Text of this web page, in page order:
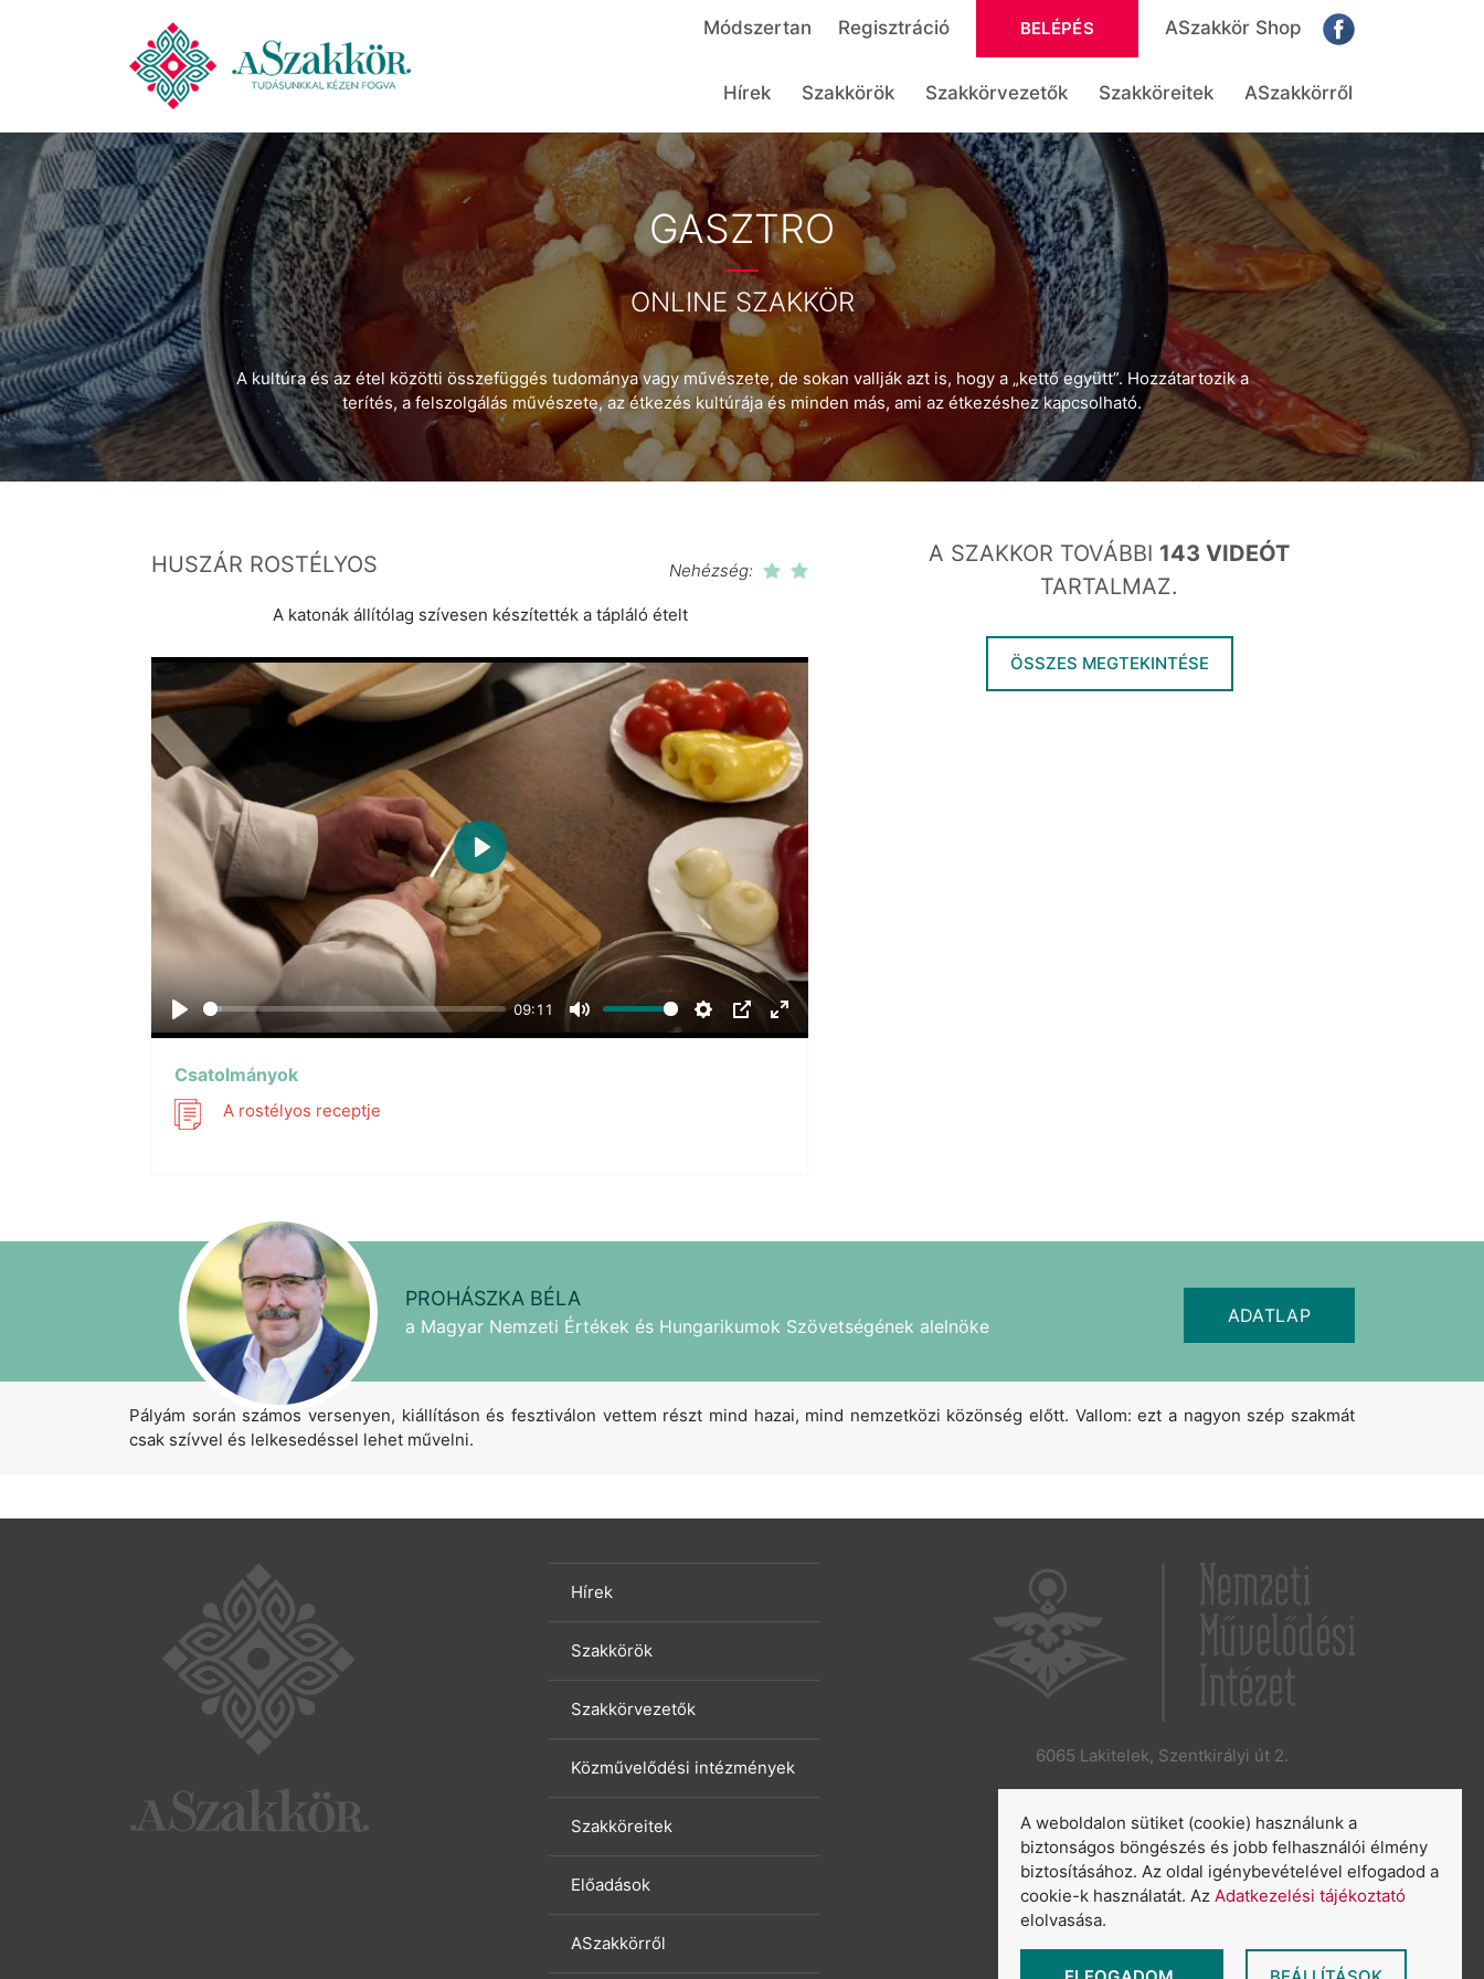
Módszertan Regisztráció BELÉPÉS ASzakkör Shop
Hírek Szakkörök Szakkörvezetők Szakköreitek ASzakkörről
GASZTRO
ONLINE SZAKKÖR
A kultúra és az étel közötti összefüggés tudománya vagy művészete, de sokan vallják azt is, hogy a „kettő együtt”. Hozzátartozik a
terítés, a felszolgálás művészete, az étkezés kultúrája és minden más, ami az étkezéshez kapcsolható.
HUSZÁR ROSTÉLYOS Nehézség:
A katonák állítólag szívesen készítették a tápláló ételt
Play
09:11
Mute Settings
PIP
Enter
Play
Csatolmányok
A rostélyos receptje
A SZAKKOR TOVÁBBI 143 VIDEÓT
TARTALMAZ.
ÖSSZES MEGTEKINTÉSE
PROHÁSZKA BÉLA
a Magyar Nemzeti Értékek és Hungarikumok Szövetségének alelnöke ADATLAP
Pályám során számos versenyen, kiállításon és fesztiválon vettem részt mind hazai, mind nemzetközi közönség előtt. Vallom: ezt a nagyon szép szakmát
csak szívvel és lelkesedéssel lehet művelni.
Hírek
Szakkörök
Szakkörvezetők
Közművelődési intézmények
Szakköreitek
Előadások
ASzakkörről
6065 Lakitelek, Szentkirályi út 2.
E-mail:aszakkor@nmi.hu
E-mail:titkarsag@nmi.hu
Web:www.nmi.hu
Adatkezelési tájékoztató
Általános Szerződési Feltételek
Sütikezelés áttekintése
A weboldalon sütiket (cookie) használunk a
biztonságos böngészés és jobb felhasználói élmény
biztosításához. Az oldal igénybevételével elfogadod a
cookie-k használatát. Az Adatkezelési tájékoztató
elolvasása.